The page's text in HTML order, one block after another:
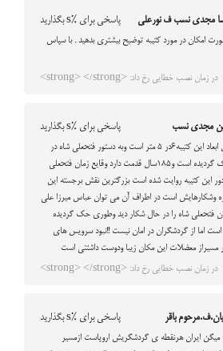
مجدی نسب ف نورعلی پاسخی برای %s بگذارید
امکان در مورد کتیبه توضیح بیشتری بدهید . با سپاس
در زمان نصب خطایی رخ داد: <strong> </strong>
مجدی نسب پاسخی برای %s بگذارید
محمود جان ابعاد این کتیبه6در 5 متر است وبه دستور فتحعلی شاه در
دل کوه حک گردیده است و185سال قدمت دارد وقایع زمان فتحعلی
دور این کتیبه روایت شده است بزرگترین نقش برجسته این
وشکارهایش است در اطراف آن می توان عباس میرزا علی
فتحعلی شاه را در حال شکار دید وطوری حک گردیده
است اما از گردشگران در امان نیست !!نبود سرویس های
مسیراز معضلات این مکان زیبا ودوست داشتنی است
در زمان نصب خطایی رخ داد: <strong> </strong>
باقر پاسخی برای %s بگذارید
میگن ایران هرنقطه ی گردشگریش اروپاست ازمسیر